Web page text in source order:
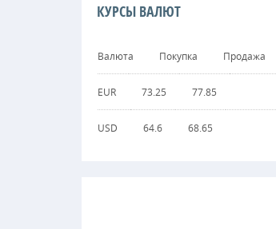
КУРСЫ ВАЛЮТ
Валюта Покупка Продажа
EUR 73.25 77.85
USD 64.6 68.65